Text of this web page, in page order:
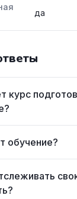
да
курс
обучение?